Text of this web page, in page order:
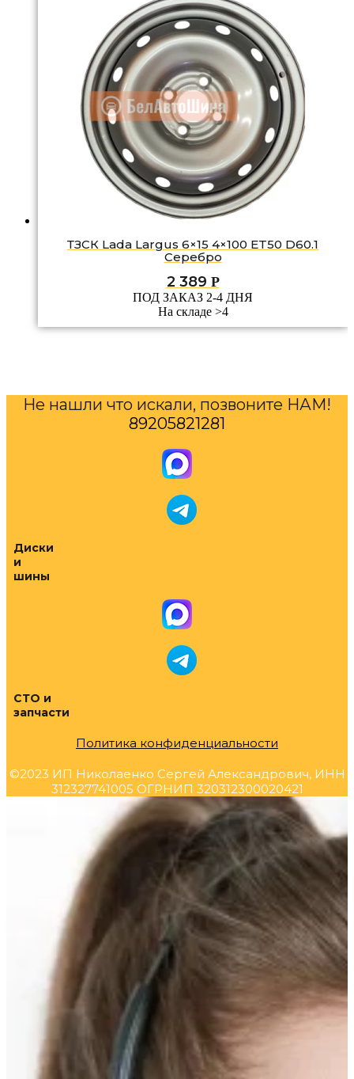
ТЗСК Lada Largus 6×15 4×100 ET50 D60.1
Серебро
2 389 Р
ПОД ЗАКАЗ 2-4 ДНЯ
На складе >4
Не нашли что искали, позвоните НАМ!
89205821281
Диски
и
шины
СТО и
запчасти
Политика конфиденциальности
©2023 ИП Николаенко Сергей Александрович, ИНН
312327741005 ОГРНИП 320312300020421